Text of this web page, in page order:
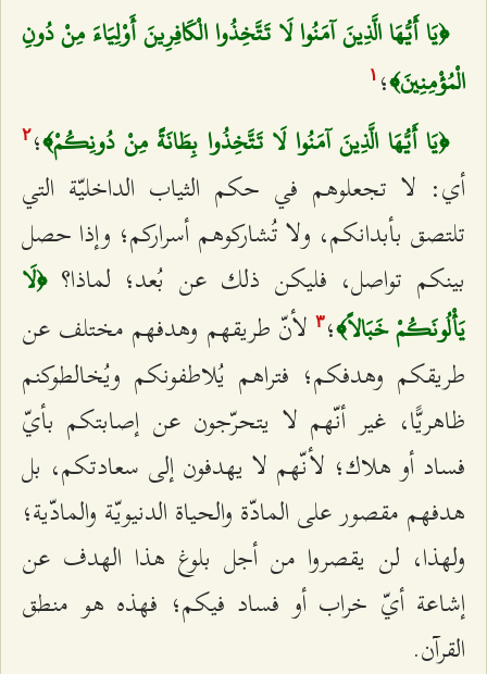
﴿يَا أَيُّهَا الَّذِينَ آمَنُوا لَا تَتَّخِذُوا الْكَافِرِينَ أَوْلِيَاءَ مِنْ دُونِ
الْمُؤْمِنِينَ﴾؛ ۱
﴿يَا أَيُّهَا الَّذِينَ آمَنُوا لَا تَتَّخِذُوا بِطَانَةً مِنْ دُونِكُمْ﴾؛٢
أي: لا تجعلوهم في حكم الثياب الداخليّة التي
تلتصق بأبدانكم، ولا تُشاركوهم أسراركم؛ وإذا حصل
بينكم تواصل، فليكن ذلك عن بُعد؛ لماذا؟﴿لَا
يَأْلُونَكُمْ خَبَالاً﴾؛٣ لأنّ طريقهم وهدفهم مختلف عن
طريقكم وهدفكم؛ فتراهم يُلاطفونكم ويُخالطوكنم
ظاهريًّا، غير أنّهم لا يتحرّجون عن إصابتكم بأيّ
فساد أو هلاك؛ لأنّهم لا يهدفون إلى سعادتكم، بل
هدفهم مقصور على المادّة والحياة الدنيويّة والمادّية؛
ولهذا، لن يقصروا من أجل بلوغ هذا الهدف عن
إشاعة أيّ خراب أو فساد فيكم؛ فهذه هو منطق
القرآن.